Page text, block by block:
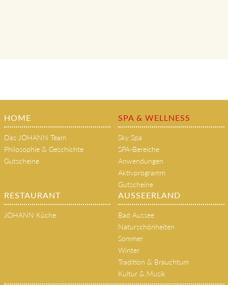
HOME
Das JOHANN Team
Philosophie & Geschichte
Gutscheine
SPA & WELLNESS
Sky Spa
SPA-Bereiche
Anwendungen
Aktivprogramm
Gutscheine
RESTAURANT
JOHANN Küche
AUSSEERLAND
Bad Aussee
Naturschönheiten
Sommer
Winter
Tradition & Brauchtum
Kultur & Musik